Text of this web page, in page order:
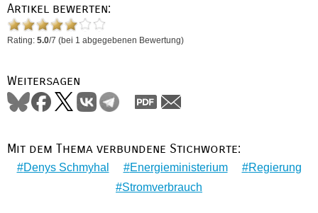
Artikel bewerten:
Rating: 5.0/7 (bei 1 abgegebenen Bewertung)
Weitersagen
Mit dem Thema verbundene Stichworte:
Denys Schmyhal Energieministerium
Regierung
Stromverbrauch